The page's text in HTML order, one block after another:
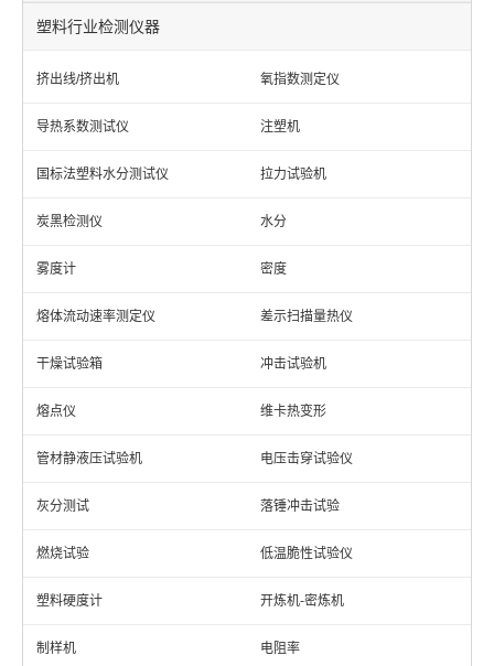
塑料行业检测仪器
挤出线/挤出机 氧指数测定仪
导热系数测试仪 注塑机
国标法塑料水分测试仪 拉力试验机
炭黑检测仪 水分
雾度计 密度
熔体流动速率测定仪 差示扫描量热仪
干燥试验箱 冲击试验机
熔点仪 维卡热变形
管材静液压试验机 电压击穿试验仪
灰分测试 落锤冲击试验
燃烧试验 低温脆性试验仪
塑料硬度计 开炼机-密炼机
制样机 电阻率